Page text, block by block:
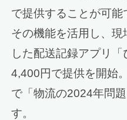
で提供することが可
その機能を活用し、
した配送記録アプリ
4,400円で提供を開始
で「物流の2024年問
す。